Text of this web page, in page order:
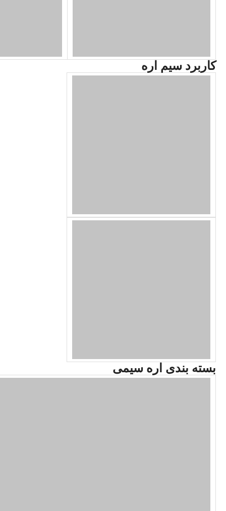
کاربرد سیم اره
بسته بندی اره سیمی